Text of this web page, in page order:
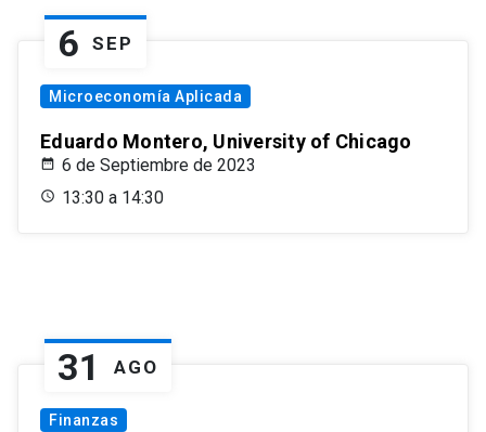
6 SEP
Microeconomía Aplicada
Eduardo Montero, University of Chicago
6 de Septiembre de 2023
13:30 a 14:30
31 AGO
Finanzas